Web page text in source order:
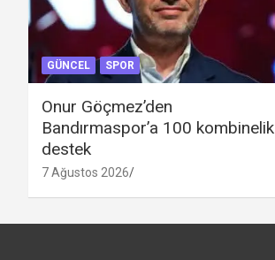
GÜNCEL SPOR
Onur Göçmez’den
Bandırmaspor’a 100 kombinelik
destek
7 Ağustos 2026